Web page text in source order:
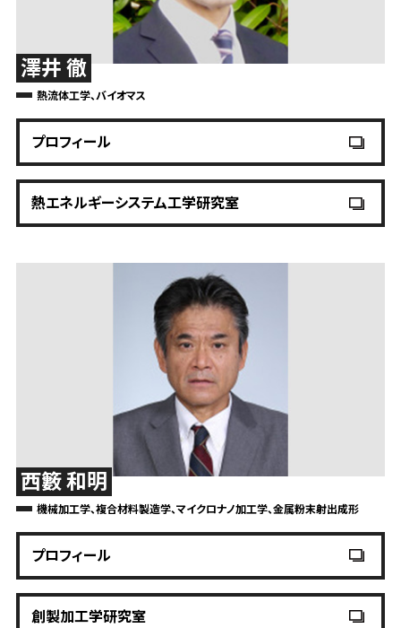
澤井 徹
熱流体工学、バイオマス
プロフィール
熱エネルギーシステム工学研究室
西籔 和明
機械加工学、複合材料製造学、マイクロナノ加工学、金属粉末射出成形
プロフィール
創製加工学研究室